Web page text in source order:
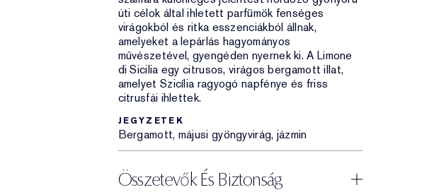
úti célok által ihletett parfümök fenséges
virágokból és ritka esszenciákból állnak,
amelyeket a lepárlás hagyományos
művészetével, gyengéden nyernek ki. A Limone
di Sicilia egy citrusos, virágos bergamott illat,
amelyet Szicília ragyogó napfénye és friss
citrusfái ihlettek.
JEGYZETEK
Bergamott, májusi gyöngyvirág, jázmin
Összetevők És Biztonság